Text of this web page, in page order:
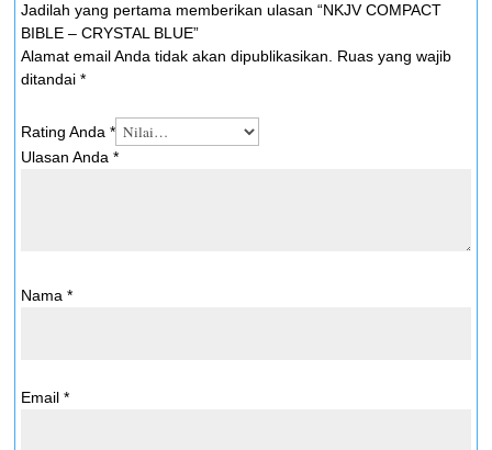
Jadilah yang pertama memberikan ulasan “NKJV COMPACT
BIBLE – CRYSTAL BLUE”
Alamat email Anda tidak akan dipublikasikan.
Ruas yang wajib
ditandai *
Rating Anda *
Ulasan Anda *
Nama *
Email *